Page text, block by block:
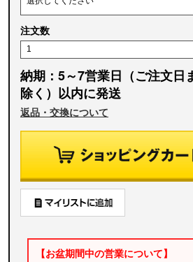
注文数
納期：5～7営業日（ご注文日
除く）以内に発送
返品・交換について
【お盆期間中の営業について】